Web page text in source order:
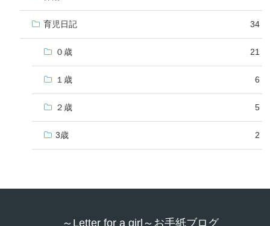
育児日記 34
０歳 21
１歳 6
２歳 5
3歳 2
～Letter for a girl～お手紙ブログ